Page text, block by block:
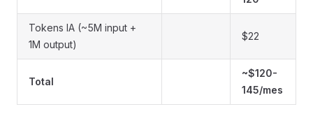
Tokens IA (~5M input +
1M output)
$22
Total
~$120-
145/mes